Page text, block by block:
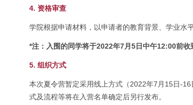
4. 资格审查
学院根据申请材料，以申请者的教育背景、学业水
*注：入围的同学将于2022年7月5日中午12:00前收
5. 组织方式
本次夏令营暂定采用线上方式（2022年7月15日-
式及流程等将在入营名单确定后另行发布。